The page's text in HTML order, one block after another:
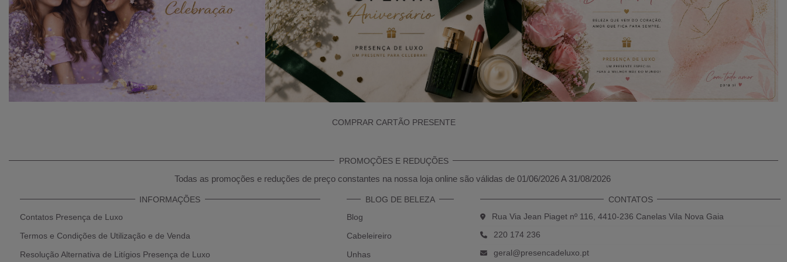
COMPRAR CARTÃO PRESENTE
PROMOÇÕES E REDUÇÕES
Todas as promoções e reduções de preço constantes na nossa loja online são válidas de 01/06/2026 A 31/08/2026
INFORMAÇÕES
Contatos Presença de Luxo
Termos e Condições de Utilização e de Venda
Resolução Alternativa de Litígios Presença de Luxo
BLOG DE BELEZA
Blog
Cabeleireiro
Unhas
CONTATOS
Rua Via Jean Piaget nº 116, 4410-236 Canelas Vila Nova Gaia
220 174 236
geral@presencadeluxo.pt